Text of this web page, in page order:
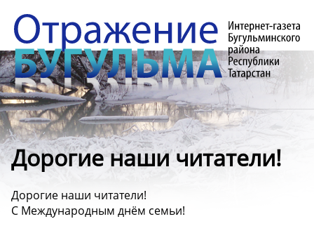
Дорогие наши читатели!
Дорогие наши читатели!
С Международным днём семьи!